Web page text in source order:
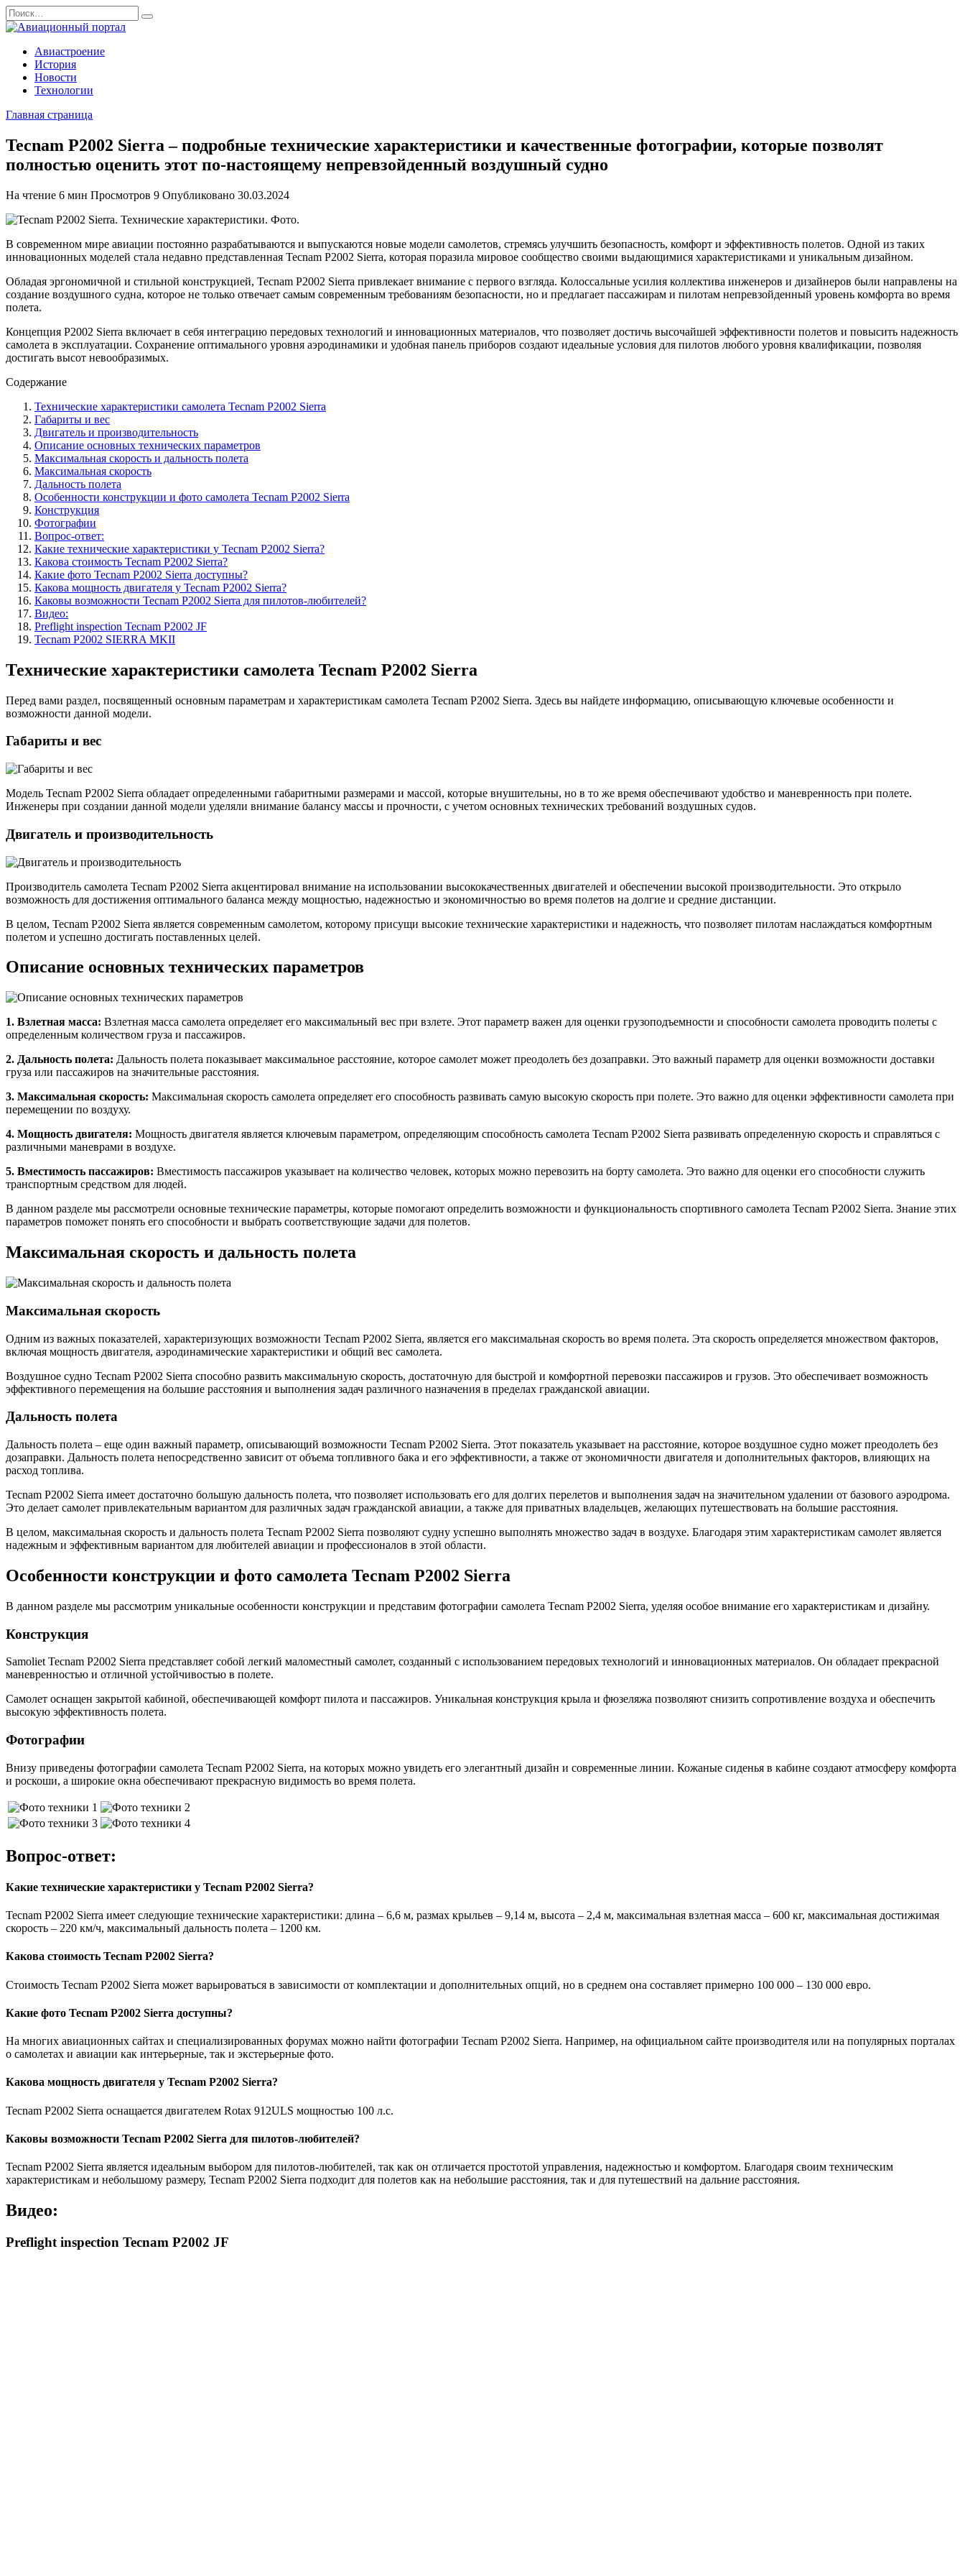
Перейти
к
содержанию
Search
for:
Авиастроение
История
Новости
Технологии
Главная страница
Tecnam P2002 Sierra – подробные технические характеристики и качественные фотографии, которые позволят
полностью оценить этот по-настоящему непревзойденный воздушный судно
На чтение 6 мин Просмотров 9 Опубликовано 30.03.2024
В современном мире авиации постоянно разрабатываются и выпускаются новые модели самолетов, стремясь улучшить безопасность, комфорт и эффективность полетов. Одной из таких
инновационных моделей стала недавно представленная Tecnam P2002 Sierra, которая поразила мировое сообщество своими выдающимися характеристиками и уникальным дизайном.
Обладая эргономичной и стильной конструкцией, Tecnam P2002 Sierra привлекает внимание с первого взгляда. Колоссальные усилия коллектива инженеров и дизайнеров были направлены на
создание воздушного судна, которое не только отвечает самым современным требованиям безопасности, но и предлагает пассажирам и пилотам непревзойденный уровень комфорта во время
полета.
Концепция P2002 Sierra включает в себя интеграцию передовых технологий и инновационных материалов, что позволяет достичь высочайшей эффективности полетов и повысить надежность
самолета в эксплуатации. Сохранение оптимального уровня аэродинамики и удобная панель приборов создают идеальные условия для пилотов любого уровня квалификации, позволяя
достигать высот невообразимых.
Содержание
Технические характеристики самолета Tecnam P2002 Sierra
Габариты и вес
Двигатель и производительность
Описание основных технических параметров
Максимальная скорость и дальность полета
Максимальная скорость
Дальность полета
Особенности конструкции и фото самолета Tecnam P2002 Sierra
Конструкция
Фотографии
Вопрос-ответ:
Какие технические характеристики у Tecnam P2002 Sierra?
Какова стоимость Tecnam P2002 Sierra?
Какие фото Tecnam P2002 Sierra доступны?
Какова мощность двигателя у Tecnam P2002 Sierra?
Каковы возможности Tecnam P2002 Sierra для пилотов-любителей?
Видео:
Preflight inspection Tecnam P2002 JF
Tecnam P2002 SIERRA MKII
Технические характеристики самолета Tecnam P2002 Sierra
Перед вами раздел, посвященный основным параметрам и характеристикам самолета Tecnam P2002 Sierra. Здесь вы найдете информацию, описывающую ключевые особенности и
возможности данной модели.
Габариты и вес
Модель Tecnam P2002 Sierra обладает определенными габаритными размерами и массой, которые внушительны, но в то же время обеспечивают удобство и маневренность при полете.
Инженеры при создании данной модели уделяли внимание балансу массы и прочности, с учетом основных технических требований воздушных судов.
Двигатель и производительность
Производитель самолета Tecnam P2002 Sierra акцентировал внимание на использовании высококачественных двигателей и обеспечении высокой производительности. Это открыло
возможность для достижения оптимального баланса между мощностью, надежностью и экономичностью во время полетов на долгие и средние дистанции.
В целом, Tecnam P2002 Sierra является современным самолетом, которому присущи высокие технические характеристики и надежность, что позволяет пилотам наслаждаться комфортным
полетом и успешно достигать поставленных целей.
Описание основных технических параметров
1. Взлетная масса: Взлетная масса самолета определяет его максимальный вес при взлете. Этот параметр важен для оценки грузоподъемности и способности самолета проводить полеты с
определенным количеством груза и пассажиров.
2. Дальность полета: Дальность полета показывает максимальное расстояние, которое самолет может преодолеть без дозаправки. Это важный параметр для оценки возможности доставки
груза или пассажиров на значительные расстояния.
3. Максимальная скорость: Максимальная скорость самолета определяет его способность развивать самую высокую скорость при полете. Это важно для оценки эффективности самолета при
перемещении по воздуху.
4. Мощность двигателя: Мощность двигателя является ключевым параметром, определяющим способность самолета Tecnam P2002 Sierra развивать определенную скорость и справляться с
различными маневрами в воздухе.
5. Вместимость пассажиров: Вместимость пассажиров указывает на количество человек, которых можно перевозить на борту самолета. Это важно для оценки его способности служить
транспортным средством для людей.
В данном разделе мы рассмотрели основные технические параметры, которые помогают определить возможности и функциональность спортивного самолета Tecnam P2002 Sierra. Знание этих
параметров поможет понять его способности и выбрать соответствующие задачи для полетов.
Максимальная скорость и дальность полета
Максимальная скорость
Одним из важных показателей, характеризующих возможности Tecnam P2002 Sierra, является его максимальная скорость во время полета. Эта скорость определяется множеством факторов,
включая мощность двигателя, аэродинамические характеристики и общий вес самолета.
Воздушное судно Tecnam P2002 Sierra способно развить максимальную скорость, достаточную для быстрой и комфортной перевозки пассажиров и грузов. Это обеспечивает возможность
эффективного перемещения на большие расстояния и выполнения задач различного назначения в пределах гражданской авиации.
Дальность полета
Дальность полета – еще один важный параметр, описывающий возможности Tecnam P2002 Sierra. Этот показатель указывает на расстояние, которое воздушное судно может преодолеть без
дозаправки. Дальность полета непосредственно зависит от объема топливного бака и его эффективности, а также от экономичности двигателя и дополнительных факторов, влияющих на
расход топлива.
Tecnam P2002 Sierra имеет достаточно большую дальность полета, что позволяет использовать его для долгих перелетов и выполнения задач на значительном удалении от базового аэродрома.
Это делает самолет привлекательным вариантом для различных задач гражданской авиации, а также для приватных владельцев, желающих путешествовать на большие расстояния.
В целом, максимальная скорость и дальность полета Tecnam P2002 Sierra позволяют судну успешно выполнять множество задач в воздухе. Благодаря этим характеристикам самолет является
надежным и эффективным вариантом для любителей авиации и профессионалов в этой области.
Особенности конструкции и фото самолета Tecnam P2002 Sierra
В данном разделе мы рассмотрим уникальные особенности конструкции и представим фотографии самолета Tecnam P2002 Sierra, уделяя особое внимание его характеристикам и дизайну.
Конструкция
Samoliet Tecnam P2002 Sierra представляет собой легкий маломестный самолет, созданный с использованием передовых технологий и инновационных материалов. Он обладает прекрасной
маневренностью и отличной устойчивостью в полете.
Самолет оснащен закрытой кабиной, обеспечивающей комфорт пилота и пассажиров. Уникальная конструкция крыла и фюзеляжа позволяют снизить сопротивление воздуха и обеспечить
высокую эффективность полета.
Фотографии
Внизу приведены фотографии самолета Tecnam P2002 Sierra, на которых можно увидеть его элегантный дизайн и современные линии. Кожаные сиденья в кабине создают атмосферу комфорта
и роскоши, а широкие окна обеспечивают прекрасную видимость во время полета.
Вопрос-ответ:
Какие технические характеристики у Tecnam P2002 Sierra?
Tecnam P2002 Sierra имеет следующие технические характеристики: длина – 6,6 м, размах крыльев – 9,14 м, высота – 2,4 м, максимальная взлетная масса – 600 кг, максимальная достижимая
скорость – 220 км/ч, максимальный дальность полета – 1200 км.
Какова стоимость Tecnam P2002 Sierra?
Стоимость Tecnam P2002 Sierra может варьироваться в зависимости от комплектации и дополнительных опций, но в среднем она составляет примерно 100 000 – 130 000 евро.
Какие фото Tecnam P2002 Sierra доступны?
На многих авиационных сайтах и специализированных форумах можно найти фотографии Tecnam P2002 Sierra. Например, на официальном сайте производителя или на популярных порталах
о самолетах и авиации как интерьерные, так и экстерьерные фото.
Какова мощность двигателя у Tecnam P2002 Sierra?
Tecnam P2002 Sierra оснащается двигателем Rotax 912ULS мощностью 100 л.с.
Каковы возможности Tecnam P2002 Sierra для пилотов-любителей?
Tecnam P2002 Sierra является идеальным выбором для пилотов-любителей, так как он отличается простотой управления, надежностью и комфортом. Благодаря своим техническим
характеристикам и небольшому размеру, Tecnam P2002 Sierra подходит для полетов как на небольшие расстояния, так и для путешествий на дальние расстояния.
Видео:
Preflight inspection Tecnam P2002 JF